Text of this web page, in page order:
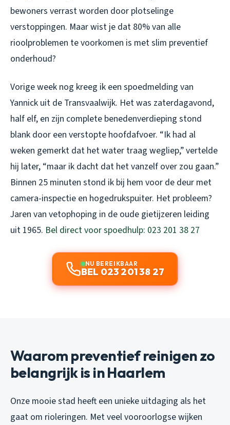
bewoners verrast worden door plotselinge
verstoppingen. Maar wist je dat 80% van alle
rioolproblemen te voorkomen is met slim preventief
onderhoud?
Vorige week nog kreeg ik een spoedmelding van
Yannick uit de Transvaalwijk. Het was zaterdagavond,
half elf, en zijn complete benedenverdieping stond
blank door een verstopte hoofdafvoer. “Ik had al
weken gemerkt dat het water traag wegliep,” vertelde
hij later, “maar ik dacht dat het vanzelf over zou gaan.”
Binnen 25 minuten stond ik bij hem voor de deur met
camera-inspectie en hogedrukspuiter. Het probleem?
Jaren van vetophoping in de oude gietijzeren leiding
uit 1965. Bel direct voor spoedhulp: 023 201 38 27
NU BEREIKBAAR
BEL 023 201 38 27
Waarom preventief reinigen zo
belangrijk is in Haarlem
Onze mooie stad heeft een unieke uitdaging als het
gaat om rioleringen. Met veel vooroorlogse wijken